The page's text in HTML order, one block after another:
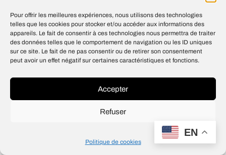
Pour offrir les meilleures expériences, nous utilisons des technologies
telles que les cookies pour stocker et/ou accéder aux informations des
appareils. Le fait de consentir à ces technologies nous permettra de traiter
des données telles que le comportement de navigation ou les ID uniques
sur ce site. Le fait de ne pas consentir ou de retirer son consentement
peut avoir un effet négatif sur certaines caractéristiques et fonctions.
Accepter
Refuser
Politique de cookies
© 2026Open IA
DesignJean-Louis Maso
EN